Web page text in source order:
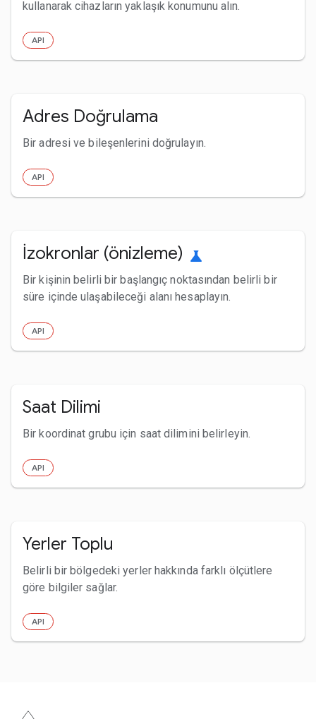
kullanarak cihazların yaklaşık konumunu alın.
API
Adres Doğrulama
Bir adresi ve bileşenlerini doğrulayın.
API
İzokronlar (önizleme) science
Bir kişinin belirli bir başlangıç noktasından belirli bir
süre içinde ulaşabileceği alanı hesaplayın.
API
Saat Dilimi
Bir koordinat grubu için saat dilimini belirleyin.
API
Yerler Toplu
Belirli bir bölgedeki yerler hakkında farklı ölçütlere
göre bilgiler sağlar.
API